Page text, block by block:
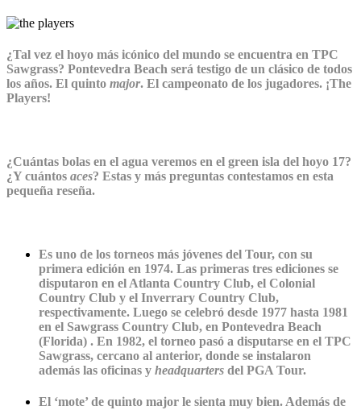
¿Tal vez el hoyo más icónico del mundo se encuentra en TPC
Sawgrass? Pontevedra Beach será testigo de un clásico de todos
los años. El quinto major. El campeonato de los jugadores. ¡The
Players!
¿Cuántas bolas en el agua veremos en el green isla del hoyo 17?
¿Y cuántos aces? Estas y más preguntas contestamos en esta
pequeña reseña.
Es uno de los torneos más jóvenes del Tour, con su
primera edición en 1974. Las primeras tres ediciones se
disputaron en el Atlanta Country Club, el Colonial
Country Club y el Inverrary Country Club,
respectivamente. Luego se celebró desde 1977 hasta 1981
en el Sawgrass Country Club, en Pontevedra Beach
(Florida) . En 1982, el torneo pasó a disputarse en el TPC
Sawgrass, cercano al anterior, donde se instalaron
además las oficinas y headquarters del PGA Tour.
El ‘mote’ de quinto major le sienta muy bien. Además de